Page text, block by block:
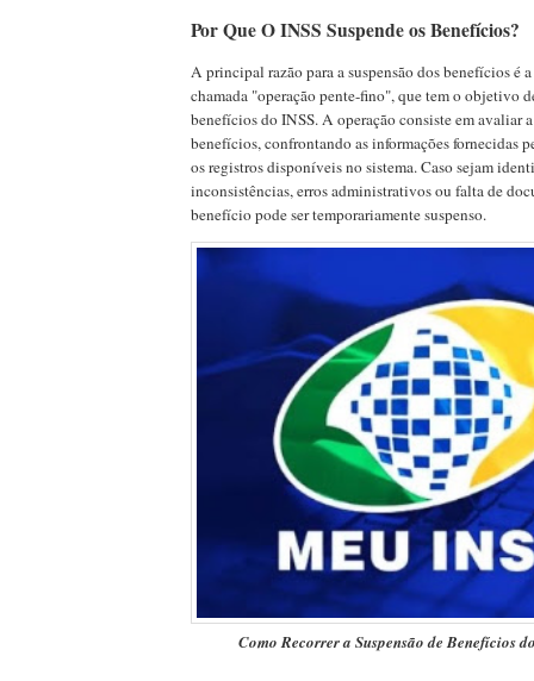
Por Que O INSS Suspende os Benefícios?
A principal razão para a suspensão dos benefícios é
chamada "operação pente-fino", que tem o objetivo
benefícios do INSS. A operação consiste em avaliar
benefícios, confrontando as informações fornecidas
os registros disponíveis no sistema. Caso sejam
inconsistências, erros administrativos ou falta de
benefício pode ser temporariamente suspenso.
Como Recorrer a Suspensão de Benefícios